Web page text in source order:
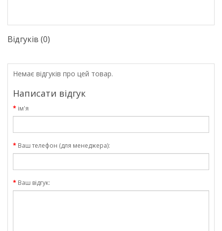
Відгуків (0)
Немає відгуків про цей товар.
Написати відгук
ім'я
Ваш телефон (для менеджера):
Ваш відгук: